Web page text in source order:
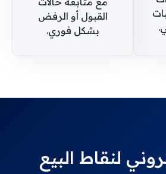
القبول أو الرفض
بشكل فوري.
لنقاط البيع